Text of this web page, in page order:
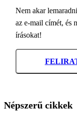
Nem akar
az e-mail címét, és
írásokat!
Népszerű cikkek